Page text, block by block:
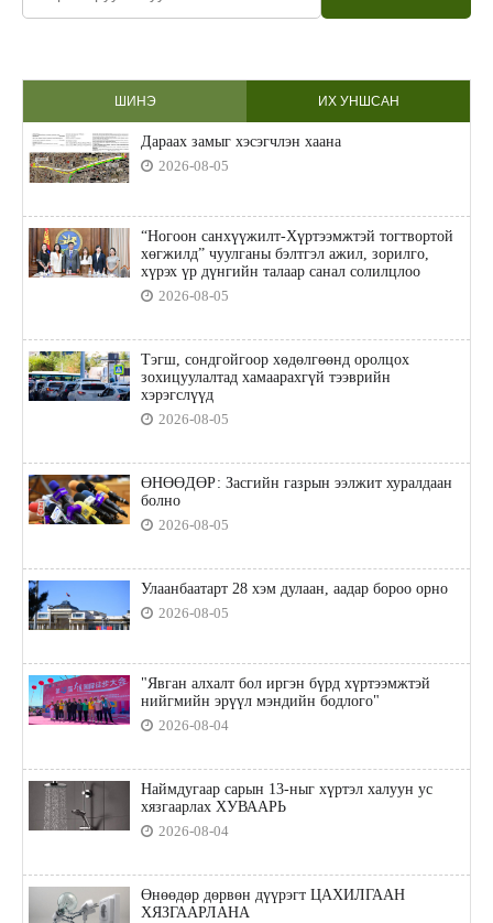
ШИНЭ ИХ УНШСАН
Дараах замыг хэсэгчлэн хаана
2026-08-05
“Ногоон санхүүжилт-Хүртээмжтэй тогтвортой
хөгжилд” чуулганы бэлтгэл ажил, зорилго,
хүрэх үр дүнгийн талаар санал солилцлоо
2026-08-05
Тэгш, сондгойгоор хөдөлгөөнд оролцох
зохицуулалтад хамаарахгүй тээврийн
хэрэгслүүд
2026-08-05
ӨНӨӨДӨР: Засгийн газрын ээлжит хуралдаан
болно
2026-08-05
Улаанбаатарт 28 хэм дулаан, аадар бороо орно
2026-08-05
"Явган алхалт бол иргэн бүрд хүртээмжтэй
нийгмийн эрүүл мэндийн бодлого"
2026-08-04
Наймдугаар сарын 13-ныг хүртэл халуун ус
хязгаарлах ХУВААРЬ
2026-08-04
Өнөөдөр дөрвөн дүүрэгт ЦАХИЛГААН
ХЯЗГААРЛАНА